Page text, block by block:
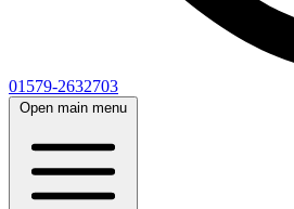
01579-2632703
Open main menu